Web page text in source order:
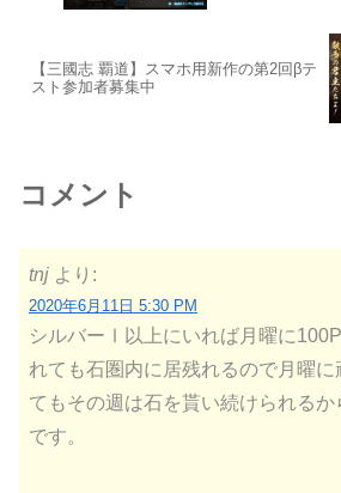
【三國志 覇道】スマホ用新作の第2回βテ
スト参加者募集中
コメント
tnj より:
2020年6月11日 5:30 PM
シルバーⅠ以上にいれば月曜に
れても石圏内に居残れるので月曜に
てもその週は石を貰い続けられるか
です。